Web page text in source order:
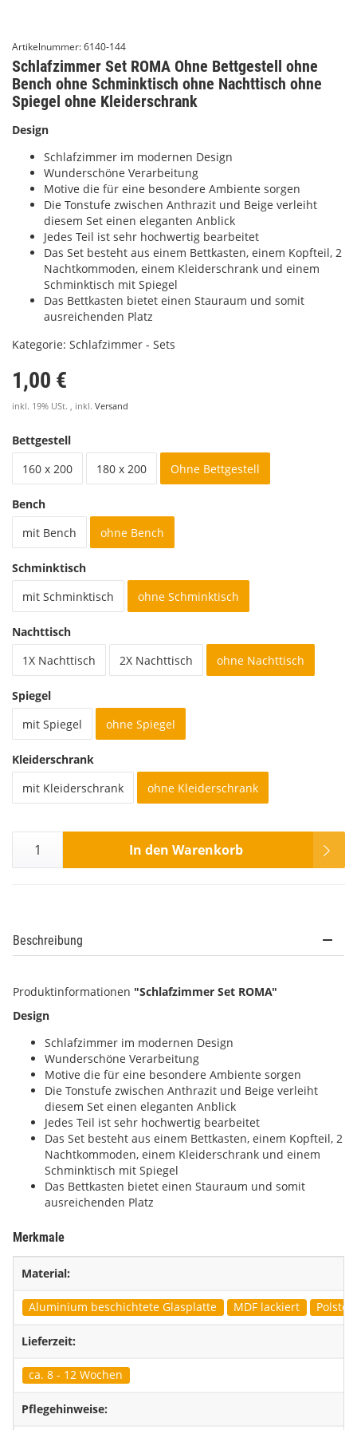
Artikelnummer:6140-144
Schlafzimmer Set ROMA Ohne Bettgestell ohne
Bench ohne Schminktisch ohne Nachttisch ohne
Spiegel ohne Kleiderschrank
Design
Schlafzimmer im modernen Design
Wunderschöne Verarbeitung
Motive die für eine besondere Ambiente sorgen
Die Tonstufe zwischen Anthrazit und Beige verleiht
diesem Set einen eleganten Anblick
Jedes Teil ist sehr hochwertig bearbeitet
Das Set besteht aus einem Bettkasten, einem Kopfteil, 2
Nachtkommoden, einem Kleiderschrank und einem
Schminktisch mit Spiegel
Das Bettkasten bietet einen Stauraum und somit
ausreichenden Platz
Kategorie: Schlafzimmer - Sets
1,00 €
inkl. 19% USt. , inkl. Versand
Bettgestell
160 x 200
180 x 200 Ohne Bettgestell
Bench
mit Bench
ohne Bench
Schminktisch
mit Schminktisch
ohne Schminktisch
Nachttisch
1X Nachttisch
2X Nachttisch ohne Nachttisch
Spiegel
mit Spiegel
ohne Spiegel
Kleiderschrank
mit Kleiderschrank
ohne Kleiderschrank
In den Warenkorb
Beschreibung
Produktinformationen "Schlafzimmer Set ROMA"
Design
Schlafzimmer im modernen Design
Wunderschöne Verarbeitung
Motive die für eine besondere Ambiente sorgen
Die Tonstufe zwischen Anthrazit und Beige verleiht
diesem Set einen eleganten Anblick
Jedes Teil ist sehr hochwertig bearbeitet
Das Set besteht aus einem Bettkasten, einem Kopfteil, 2
Nachtkommoden, einem Kleiderschrank und einem
Schminktisch mit Spiegel
Das Bettkasten bietet einen Stauraum und somit
ausreichenden Platz
Merkmale
Material:
Aluminium beschichtete Glasplatte MDF lackiert Polster
Lieferzeit:
ca. 8 - 12 Wochen
Pflegehinweise: